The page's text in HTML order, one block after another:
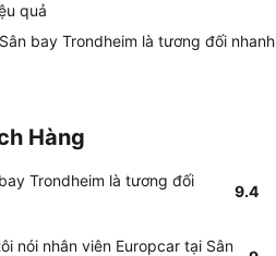
quả
bay Trondheim là tương đối nhanh
Hàng
Trondheim là tương đối
9.4
nói nhân viên Europcar tại Sân